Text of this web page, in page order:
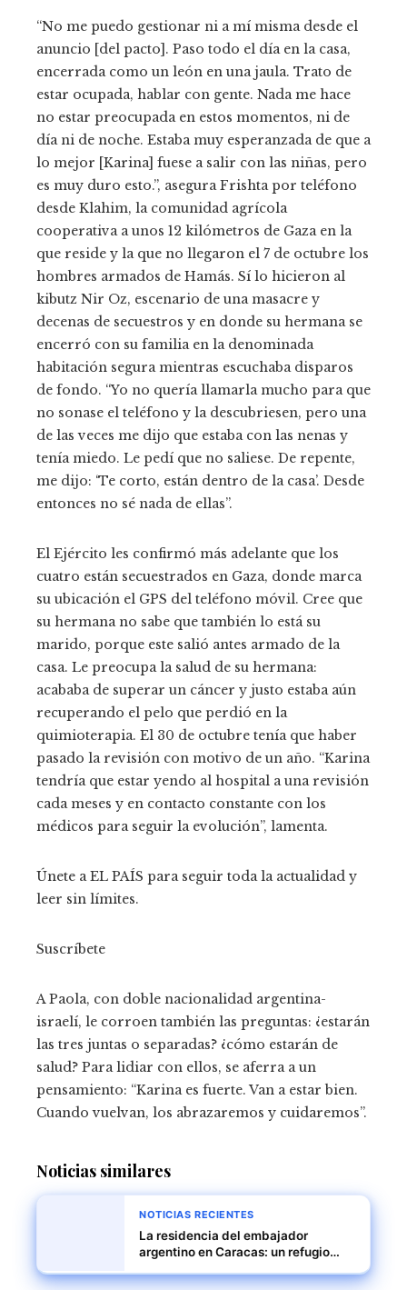
“No me puedo gestionar ni a mí misma desde el
anuncio [del pacto]. Paso todo el día en la casa,
encerrada como un león en una jaula. Trato de
estar ocupada, hablar con gente. Nada me hace
no estar preocupada en estos momentos, ni de
día ni de noche. Estaba muy esperanzada de que a
lo mejor [Karina] fuese a salir con las niñas, pero
es muy duro esto.”, asegura Frishta por teléfono
desde Klahim, la comunidad agrícola
cooperativa a unos 12 kilómetros de Gaza en la
que reside y la que no llegaron el 7 de octubre los
hombres armados de Hamás. Sí lo hicieron al
kibutz Nir Oz, escenario de una masacre y
decenas de secuestros y en donde su hermana se
encerró con su familia en la denominada
habitación segura mientras escuchaba disparos
de fondo. “Yo no quería llamarla mucho para que
no sonase el teléfono y la descubriesen, pero una
de las veces me dijo que estaba con las nenas y
tenía miedo. Le pedí que no saliese. De repente,
me dijo: ‘Te corto, están dentro de la casa’. Desde
entonces no sé nada de ellas”.
El Ejército les confirmó más adelante que los
cuatro están secuestrados en Gaza, donde marca
su ubicación el GPS del teléfono móvil. Cree que
su hermana no sabe que también lo está su
marido, porque este salió antes armado de la
casa. Le preocupa la salud de su hermana:
acababa de superar un cáncer y justo estaba aún
recuperando el pelo que perdió en la
quimioterapia. El 30 de octubre tenía que haber
pasado la revisión con motivo de un año. “Karina
tendría que estar yendo al hospital a una revisión
cada meses y en contacto constante con los
médicos para seguir la evolución”, lamenta.
Únete a EL PAÍS para seguir toda la actualidad y
leer sin límites.
Suscríbete
A Paola, con doble nacionalidad argentina-
israelí, le corroen también las preguntas: ¿estarán
las tres juntas o separadas? ¿cómo estarán de
salud? Para lidiar con ellos, se aferra a un
pensamiento: “Karina es fuerte. Van a estar bien.
Cuando vuelvan, los abrazaremos y cuidaremos”.
Noticias similares
NOTICIAS RECIENTES
La residencia del embajador
argentino en Caracas: un refugio